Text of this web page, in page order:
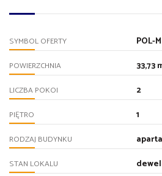
SYMBOL OFERTY POL-
POWIERZCHNIA 33,73
LICZBA POKOI 2
PIĘTRO 1
RODZAJ BUDYNKU
STAN LOKALU